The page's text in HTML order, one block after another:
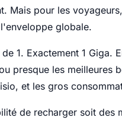
Mais pour les
globale.
1. Exactement 1 Giga.
presque les meilleures
et les gros
de recharger soit des